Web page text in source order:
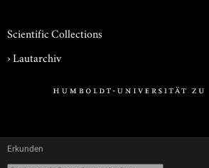
Scientific Collections
›Lautarchiv
Erkunden